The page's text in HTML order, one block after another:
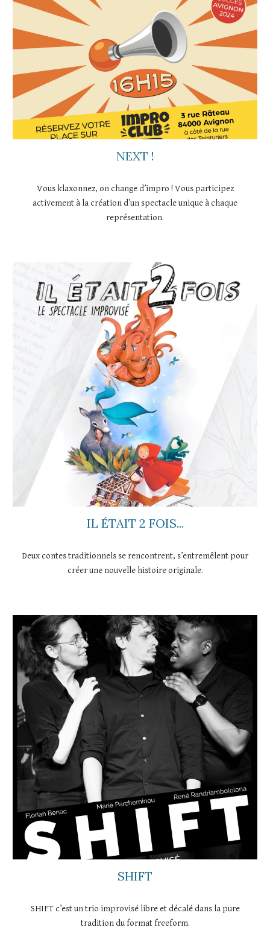
NEXT !
Vous klaxonnez, on change d’impro ! Vous participez
activement à la création d’un spectacle unique à chaque
représentation.
IL ÉTAIT 2 FOIS...
Deux contes traditionnels se rencontrent, s’entremêlent pour
créer une nouvelle histoire originale.
SHIFT
SHIFT c’est un trio improvisé libre et décalé dans la pure
tradition du format freeform.